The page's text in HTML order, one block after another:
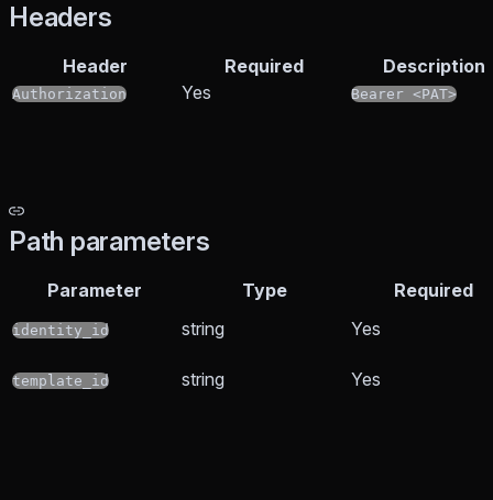
Headers
Header Required Description
Authorization Yes Bearer <PAT>
Path parameters
Parameter Type Required
identity_id string Yes
template_id string Yes